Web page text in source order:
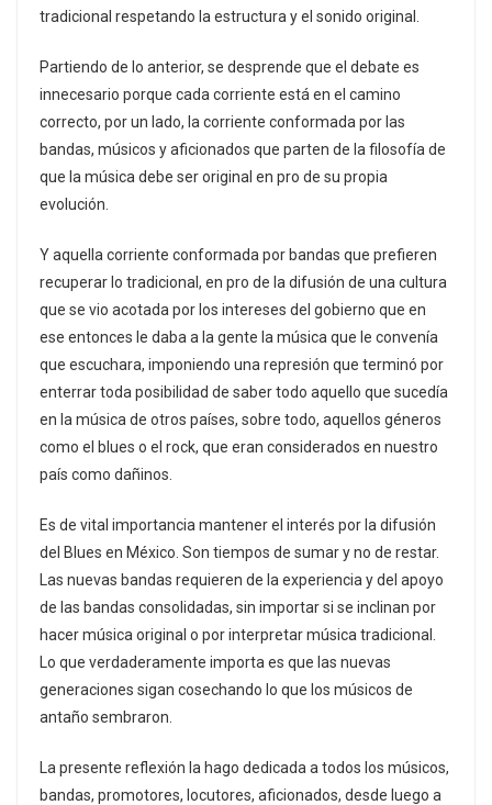
tradicional respetando la estructura y el sonido original.
Partiendo de lo anterior, se desprende que el debate es
innecesario porque cada corriente está en el camino
correcto, por un lado, la corriente conformada por las
bandas, músicos y aficionados que parten de la filosofía de
que la música debe ser original en pro de su propia
evolución.
Y aquella corriente conformada por bandas que prefieren
recuperar lo tradicional, en pro de la difusión de una cultura
que se vio acotada por los intereses del gobierno que en
ese entonces le daba a la gente la música que le convenía
que escuchara, imponiendo una represión que terminó por
enterrar toda posibilidad de saber todo aquello que sucedía
en la música de otros países, sobre todo, aquellos géneros
como el blues o el rock, que eran considerados en nuestro
país como dañinos.
Es de vital importancia mantener el interés por la difusión
del Blues en México. Son tiempos de sumar y no de restar.
Las nuevas bandas requieren de la experiencia y del apoyo
de las bandas consolidadas, sin importar si se inclinan por
hacer música original o por interpretar música tradicional.
Lo que verdaderamente importa es que las nuevas
generaciones sigan cosechando lo que los músicos de
antaño sembraron.
La presente reflexión la hago dedicada a todos los músicos,
bandas, promotores, locutores, aficionados, desde luego a